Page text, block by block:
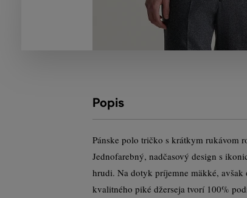
Popis
Pánske polo tričko s krátkym rukávom
Jednofarebný, nadčasový design s
hrudi. Na dotyk príjemne mäkké, avšak
kvalitného piké džerseja tvorí 100%